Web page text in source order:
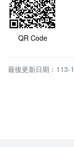
QR Code
最後更新日期：113-